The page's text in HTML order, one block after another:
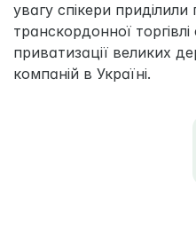
увагу спікери
транскордонної
приватизації великих
компаній в Україні.